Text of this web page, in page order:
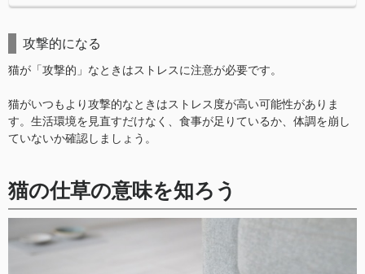
攻撃的になる
猫が「攻撃的」なときはストレスに注意が必要です。
猫がいつもより攻撃的なときはストレス度が高い可能性がありま
す。生活環境を見直すだけなく、食事が足りているか、体調を崩し
ていないか確認しましょう。
猫の仕草の意味を知ろう